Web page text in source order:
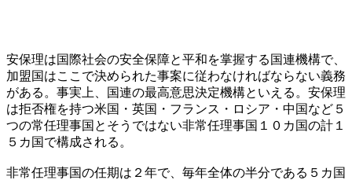
安保理は国際社会の安全保障と平和を掌握する国連機構で、
加盟国はここで決められた事案に従わなければならない義務
がある。事実上、国連の最高意思決定機構といえる。安保理
は拒否権を持つ米国・英国・フランス・ロシア・中国など５
つの常任理事国とそうではない非常任理事国１０カ国の計１
５カ国で構成される。
非常任理事国の任期は２年で、毎年全体の半分である５カ国